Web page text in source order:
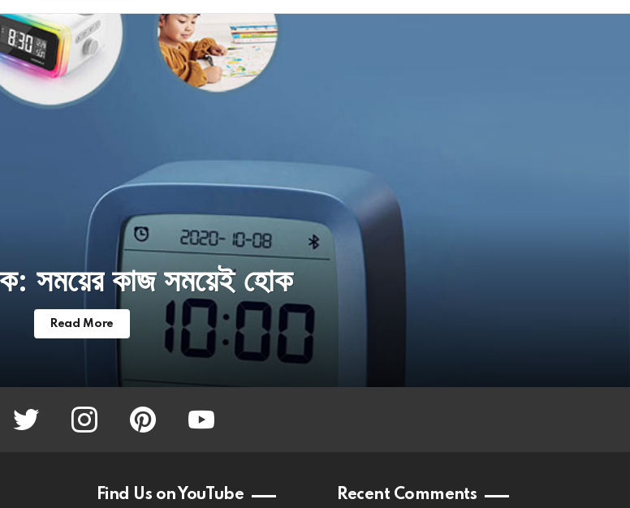
Latest
stories
সময়ের কাজ সময়েই হোক
Read More
twitter instagram pinterest youtube
Find Us on YouTube Recent Comments